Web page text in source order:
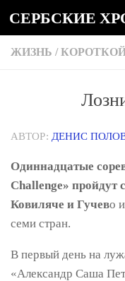
Под записью
ЖИЗНЬ /
АВТОР: ДЕНИС
Одиннадцатые
Challenge» пройдут
Ковиляче и Гучево
семи стран.
В первый день на
«Александр Саша